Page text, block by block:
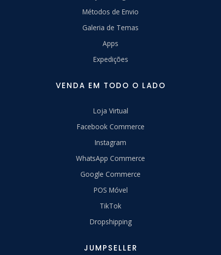
Métodos de Envio
Galeria de Temas
Apps
Expedições
VENDA EM TODO O LADO
Loja Virtual
Facebook Commerce
Instagram
WhatsApp Commerce
Google Commerce
POS Móvel
TikTok
Dropshipping
JUMPSELLER